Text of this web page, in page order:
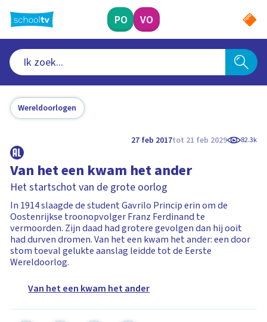
naar
hoofdinhoud
PO VO
Wereldoorlogen
27 feb 2017tot 21 feb 2029 82.3k
Van het een kwam het ander
Het startschot van de grote oorlog
In 1914 slaagde de student Gavrilo Princip erin om de
Oostenrijkse troonopvolger Franz Ferdinand te
vermoorden. Zijn daad had grotere gevolgen dan hij ooit
had durven dromen. Van het een kwam het ander: een door
stom toeval gelukte aanslag leidde tot de Eerste
Wereldoorlog.
Van het een kwam het ander